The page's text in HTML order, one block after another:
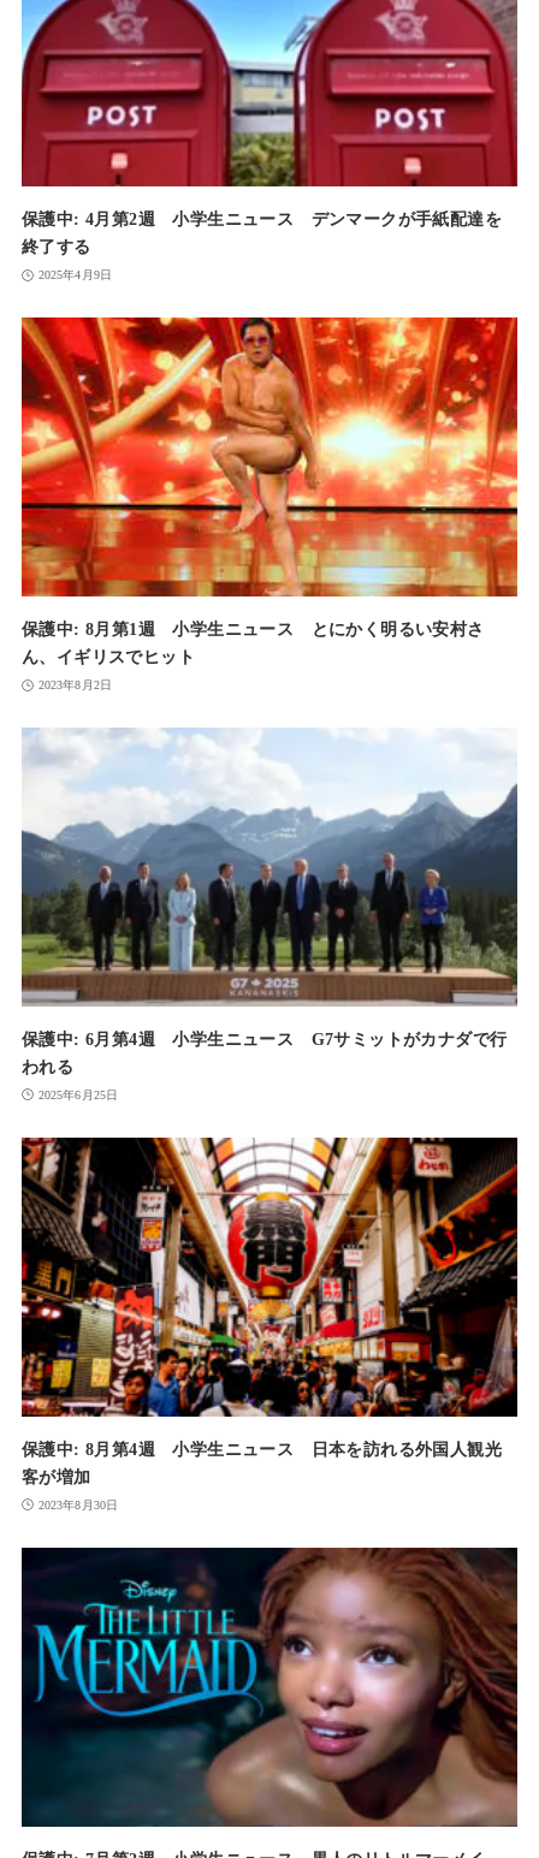
保護中: 4月第2週 小学生ニュース デンマークが手紙配達を
終了する
2025年4月9日
保護中: 8月第1週 小学生ニュース とにかく明るい安村さ
ん、イギリスでヒット
2023年8月2日
保護中: 6月第4週 小学生ニュース G7サミットがカナダで行
われる
2025年6月25日
保護中: 8月第4週 小学生ニュース 日本を訪れる外国人観光
客が増加
2023年8月30日